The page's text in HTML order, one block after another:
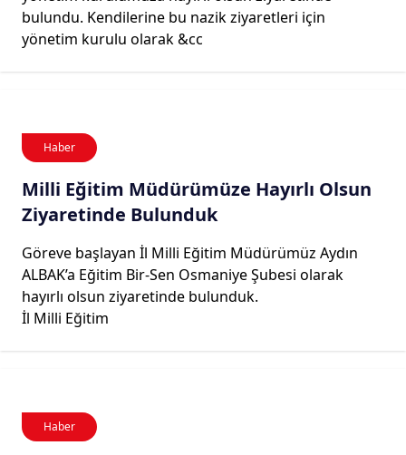
bulundu. Kendilerine bu nazik ziyaretleri için
yönetim kurulu olarak &cc
Haber
Milli Eğitim Müdürümüze Hayırlı Olsun
Ziyaretinde Bulunduk
Göreve başlayan İl Milli Eğitim Müdürümüz Aydın
ALBAK’a Eğitim Bir-Sen Osmaniye Şubesi olarak
hayırlı olsun ziyaretinde bulunduk.
İl Milli Eğitim
Haber